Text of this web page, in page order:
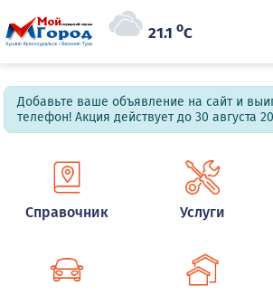
21.1oC
Добавьте ваше объявление на сайт и
телефон! Акция действует до 30 августа
Справочник Услуги